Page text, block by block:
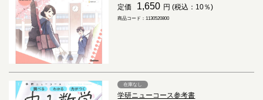
定価 1,650 円 (税込：10％)
商品コード：1130520800
在庫なし
学研ニューコース参考書